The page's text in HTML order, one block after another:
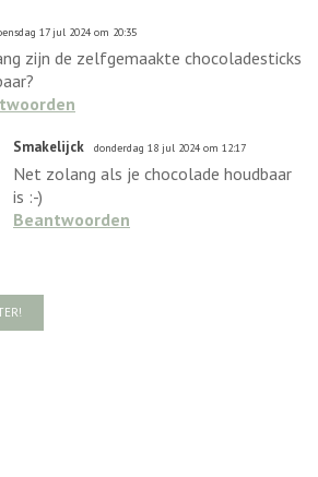
17 jul 2024 om 20:35
zijn de zelfgemaakte chocoladesticks
Smakelijck donderdag 18 jul 2024 om 12:17
Net zolang als je chocolade houdbaar
is :-)
Beantwoorden